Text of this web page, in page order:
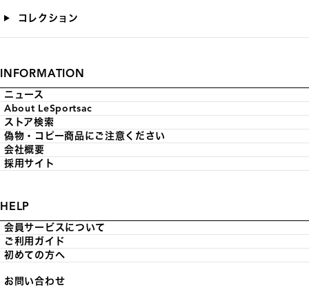
コレクション
INFORMATION
ニュース
About LeSportsac
ストア検索
偽物・コピー商品にご注意ください
会社概要
採用サイト
HELP
会員サービスについて
ご利用ガイド
初めての方へ
お問い合わせ